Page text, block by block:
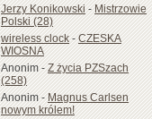
Jerzy Konikowski-Mistrzowie
Polski (28)
wireless clock-CZESKA
WIOSNA
Anonim-Z życia PZSzach
(258)
Anonim-Magnus Carlsen
nowym królem!